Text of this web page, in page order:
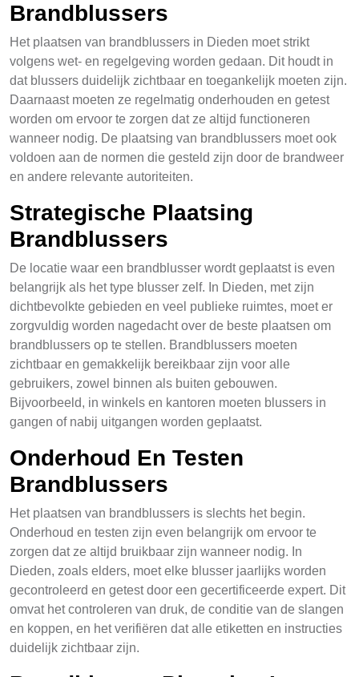
Brandblussers
Het plaatsen van brandblussers in Dieden moet strikt
volgens wet- en regelgeving worden gedaan. Dit houdt in
dat blussers duidelijk zichtbaar en toegankelijk moeten zijn.
Daarnaast moeten ze regelmatig onderhouden en getest
worden om ervoor te zorgen dat ze altijd functioneren
wanneer nodig. De plaatsing van brandblussers moet ook
voldoen aan de normen die gesteld zijn door de brandweer
en andere relevante autoriteiten.
Strategische Plaatsing
Brandblussers
De locatie waar een brandblusser wordt geplaatst is even
belangrijk als het type blusser zelf. In Dieden, met zijn
dichtbevolkte gebieden en veel publieke ruimtes, moet er
zorgvuldig worden nagedacht over de beste plaatsen om
brandblussers op te stellen. Brandblussers moeten
zichtbaar en gemakkelijk bereikbaar zijn voor alle
gebruikers, zowel binnen als buiten gebouwen.
Bijvoorbeeld, in winkels en kantoren moeten blussers in
gangen of nabij uitgangen worden geplaatst.
Onderhoud En Testen
Brandblussers
Het plaatsen van brandblussers is slechts het begin.
Onderhoud en testen zijn even belangrijk om ervoor te
zorgen dat ze altijd bruikbaar zijn wanneer nodig. In
Dieden, zoals elders, moet elke blusser jaarlijks worden
gecontroleerd en getest door een gecertificeerde expert. Dit
omvat het controleren van druk, de conditie van de slangen
en koppen, en het verifiëren dat alle etiketten en instructies
duidelijk zichtbaar zijn.